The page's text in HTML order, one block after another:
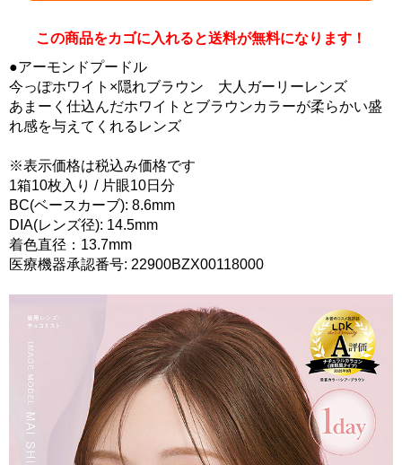
この商品をカゴに入れると送料が無料になります！
●アーモンドプードル
今っぽホワイト×隠れブラウン 大人ガーリーレンズ
あまーく仕込んだホワイトとブラウンカラーが柔らかい盛
れ感を与えてくれるレンズ
※表示価格は税込み価格です
1箱10枚入り / 片眼10日分
BC(ベースカーブ): 8.6mm
DIA(レンズ径): 14.5mm
着色直径：13.7mm
医療機器承認番号: 22900BZX00118000